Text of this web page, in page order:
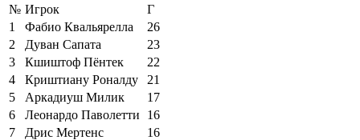
№ Игрок
Г
1
Фабио Квальярелла
26
2
Дуван Сапата
23
3
Кшиштоф Пёнтек
22
4
Криштиану Роналду
21
5
Аркадиуш Милик
17
6
Леонардо Паволетти
16
7
Дрис Мертенс
16